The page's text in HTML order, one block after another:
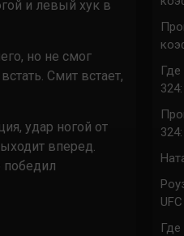
и левый хук в
но не смог
Смит встает,
удар ногой от
вперед.
победил